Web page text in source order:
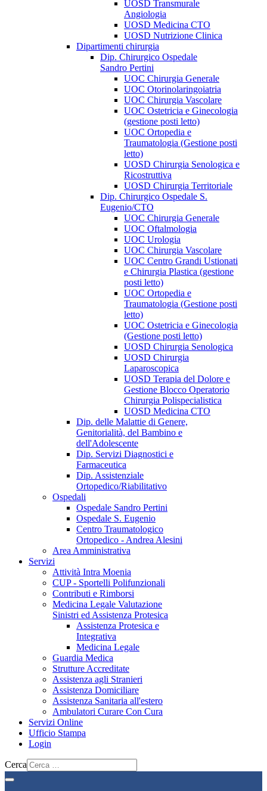
UOSD Transmurale
Angiologia
UOSD Medicina CTO
UOSD Nutrizione Clinica
Dipartimenti chirurgia
Dip. Chirurgico Ospedale
Sandro Pertini
UOC Chirurgia Generale
UOC Otorinolaringoiatria
UOC Chirurgia Vascolare
UOC Ostetricia e Ginecologia
(gestione posti letto)
UOC Ortopedia e
Traumatologia (Gestione posti
letto)
UOSD Chirurgia Senologica e
Ricostruttiva
UOSD Chirurgia Territoriale
Dip. Chirurgico Ospedale S.
Eugenio/CTO
UOC Chirurgia Generale
UOC Oftalmologia
UOC Urologia
UOC Chirurgia Vascolare
UOC Centro Grandi Ustionati
e Chirurgia Plastica (gestione
posti letto)
UOC Ortopedia e
Traumatologia (Gestione posti
letto)
UOC Ostetricia e Ginecologia
(Gestione posti letto)
UOSD Chirurgia Senologica
UOSD Chirurgia
Laparoscopica
UOSD Terapia del Dolore e
Gestione Blocco Operatorio
Chirurgia Polispecialistica
UOSD Medicina CTO
Dip. delle Malattie di Genere,
Genitorialità, del Bambino e
dell'Adolescente
Dip. Servizi Diagnostici e
Farmaceutica
Dip. Assistenziale
Ortopedico/Riabilitativo
Ospedali
Ospedale Sandro Pertini
Ospedale S. Eugenio
Centro Traumatologico
Ortopedico - Andrea Alesini
Area Amministrativa
Servizi
Attività Intra Moenia
CUP - Sportelli Polifunzionali
Contributi e Rimborsi
Medicina Legale Valutazione
Sinistri ed Assistenza Protesica
Assistenza Protesica e
Integrativa
Medicina Legale
Guardia Medica
Strutture Accreditate
Assistenza agli Stranieri
Assistenza Domiciliare
Assistenza Sanitaria all'estero
Ambulatori Curare Con Cura
Servizi Online
Ufficio Stampa
Login
Cerca